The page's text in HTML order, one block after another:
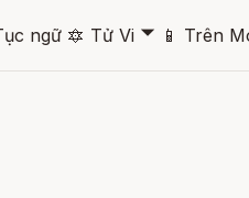
ngữ 🔯 Tử Vi 🞃 📱 Trên